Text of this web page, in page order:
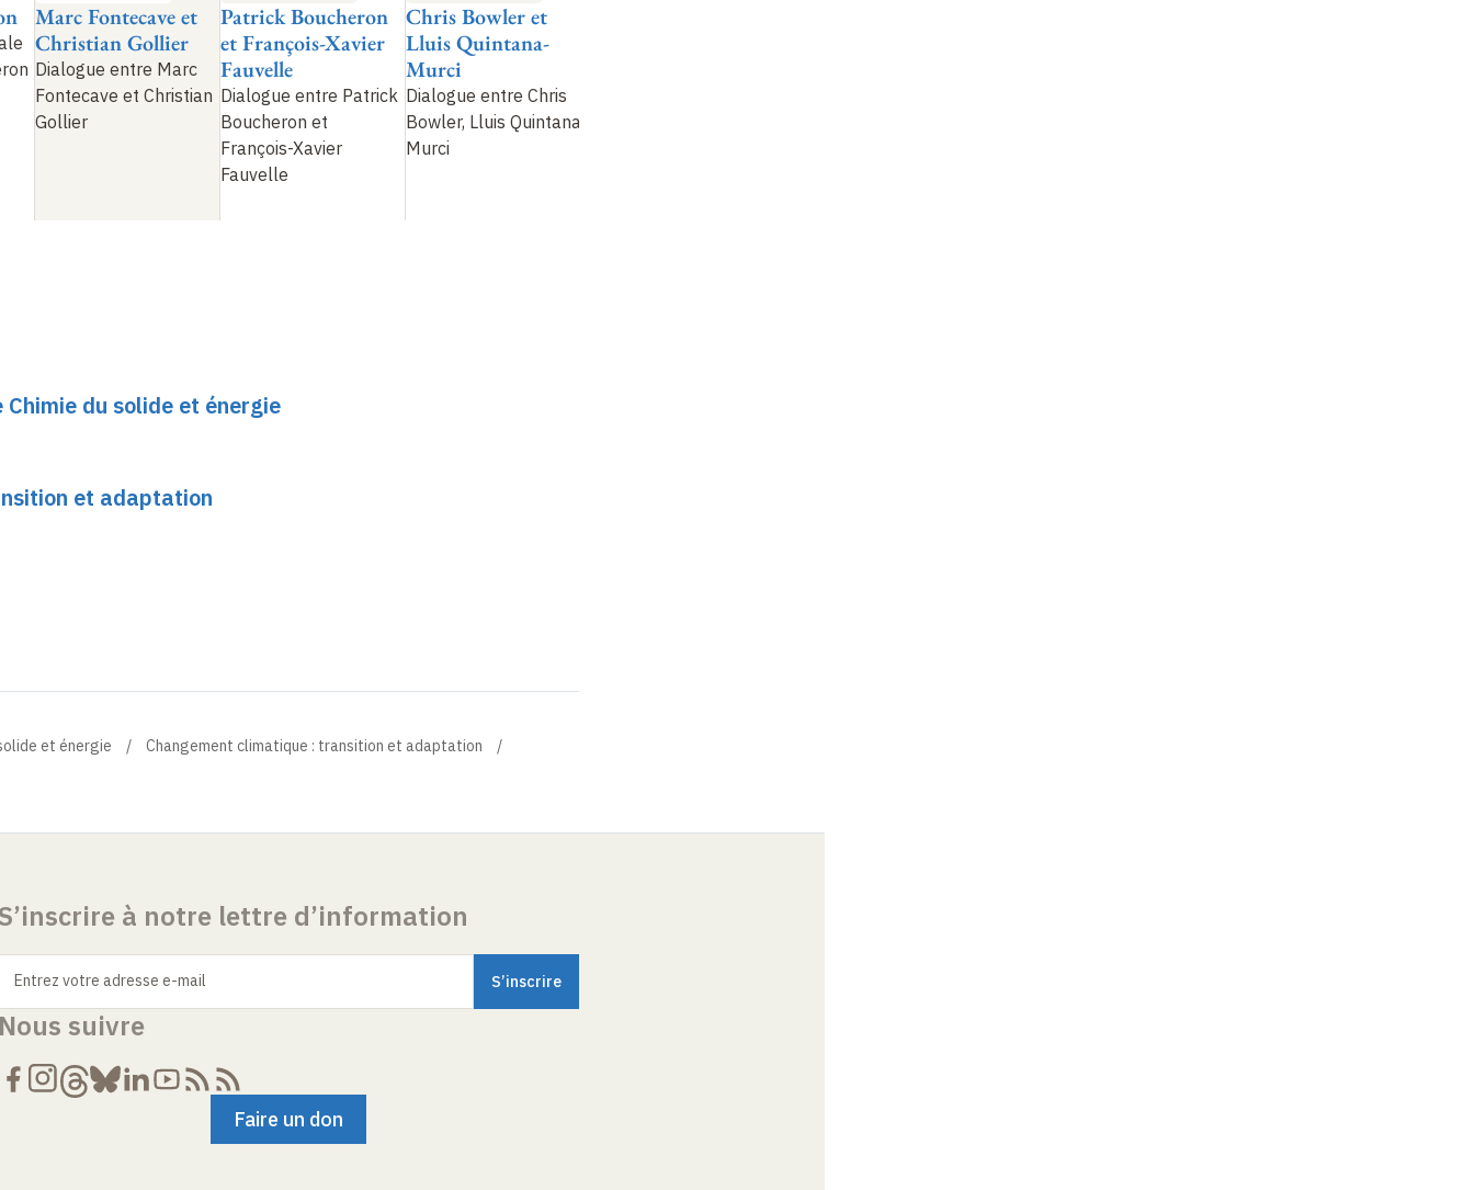
Dialogue entre Marc
Fontecave et Christian
Gollier
Marc Fontecave et
Christian Gollier
Dialogue entre Patrick
Boucheron et
François-Xavier
Fauvelle
Patrick Boucheron
et François-Xavier
Fauvelle
Dialogue entre Chris
Bowler, Lluis Quintana-
Murci
Chris Bowler et
Lluis Quintana-
Murci
du solide et énergie
et adaptation
et énergie Changement climatique : transition et adaptation
à notre lettre d’information
Entrez votre adresse e-mail
suivre
Faire un don